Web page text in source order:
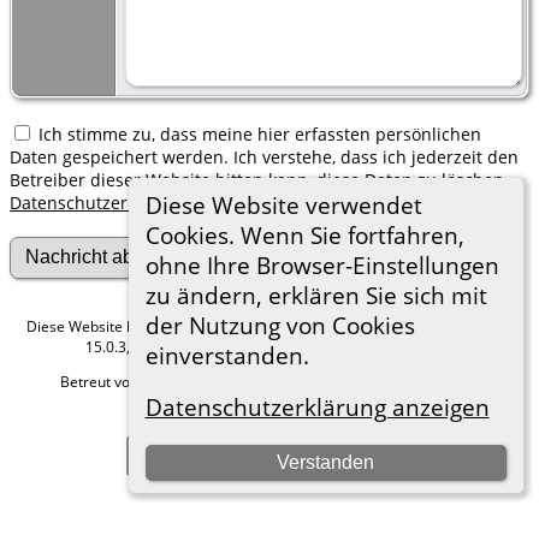
Diese Website verwendet
Cookies. Wenn Sie fortfahren,
ohne Ihre Browser-Einstellungen
zu ändern, erklären Sie sich mit
der Nutzung von Cookies
einverstanden.
Datenschutzerklärung anzeigen
Verstanden
Ich stimme zu, dass meine hier erfassten persönlichen
Daten gespeichert werden. Ich verstehe, dass ich jederzeit den
Betreiber dieser Website bitten kann, diese Daten zu löschen.
Datenschutzerklärung
Diese Website läuft mit The Next Generation of Genealogy Sitebuilding
15.0.3, programmiert von Darrin Lythgoe © 2001-2026.
Betreut von
Hier geht es zum Impressum
Zur Desktop-Webseite wechseln